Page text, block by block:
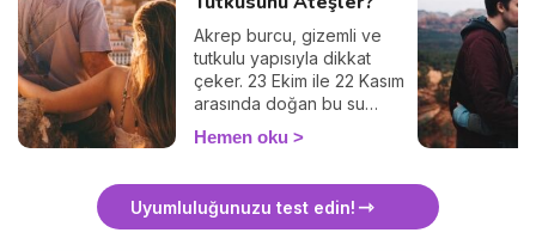
Akrep burcu, gizemli ve
tutkulu yapısıyla dikkat
çeker. 23 Ekim ile 22 Kasım
arasında doğan bu su
burcu, Mars ve Plüton’un
etkisi altında, derin duygular
her burçla uyum sağlamaz.
Hemen oku
Uyumluluğunuzu test edin!